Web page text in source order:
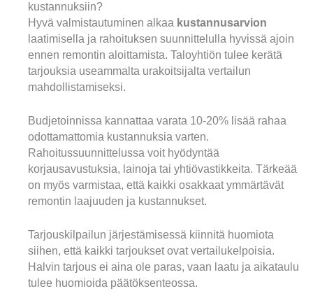
kustannuksiin?
Hyvä valmistautuminen alkaa kustannusarvion
laatimisella ja rahoituksen suunnittelulla hyvissä ajoin
ennen remontin aloittamista. Taloyhtiön tulee kerätä
tarjouksia useammalta urakoitsijalta vertailun
mahdollistamiseksi.
Budjetoinnissa kannattaa varata 10-20% lisää rahaa
odottamattomia kustannuksia varten.
Rahoitussuunnittelussa voit hyödyntää
korjausavustuksia, lainoja tai yhtiövastikkeita. Tärkeää
on myös varmistaa, että kaikki osakkaat ymmärtävät
remontin laajuuden ja kustannukset.
Tarjouskilpailun järjestämisessä kiinnitä huomiota
siihen, että kaikki tarjoukset ovat vertailukelpoisia.
Halvin tarjous ei aina ole paras, vaan laatu ja aikataulu
tulee huomioida päätöksenteossa.